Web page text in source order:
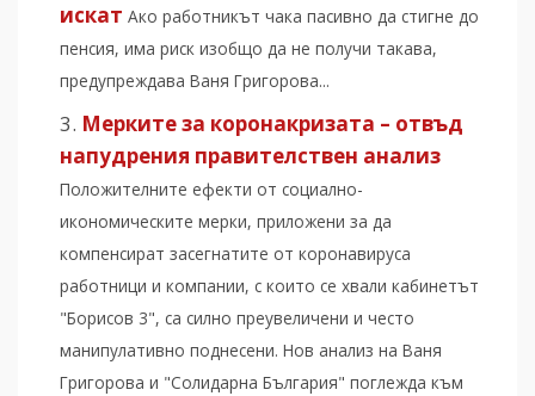
искат Ако работникът чака пасивно да стигне до
пенсия, има риск изобщо да не получи такава,
предупреждава Ваня Григорова...
Мерките за коронакризата – отвъд
напудрения правителствен анализ
Положителните ефекти от социално-
икономическите мерки, приложени за да
компенсират засегнатите от коронавируса
работници и компании, с които се хвали кабинетът
"Борисов 3", са силно преувеличени и често
манипулативно поднесени. Нов анализ на Ваня
Григорова и "Солидарна България" поглежда към